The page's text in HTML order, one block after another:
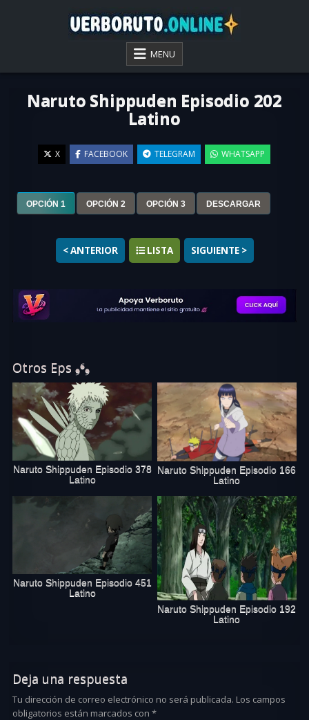
VER BORUTO ONLINE
MENU
Naruto Shippuden Episodio 202
Latino
X FACEBOOK TELEGRAM WHATSAPP
OPCIÓN 1 OPCIÓN 2 OPCIÓN 3 DESCARGAR
▶
< ANTERIOR LISTA SIGUIENTE >
Otros Eps ❟❛❟
Naruto Shippuden Episodio 378
Latino
Naruto Shippuden Episodio 166
Latino
Naruto Shippuden Episodio 451
Latino
Naruto Shippuden Episodio 192
Latino
Deja una respuesta
Tu dirección de correo electrónico no será publicada. Los campos
obligatorios están marcados con*